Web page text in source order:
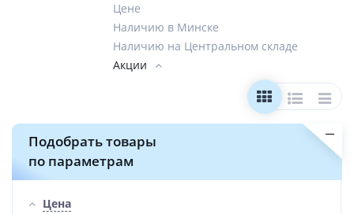
Цене
Наличию в Минске
Наличию на Центральном складе
Акции
Подобрать товары
по параметрам
Цена